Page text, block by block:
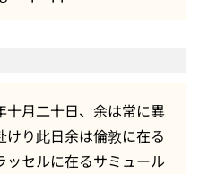
十月二十日、余は常に異
り此日余は倫敦に在る
セルに在るサミュール